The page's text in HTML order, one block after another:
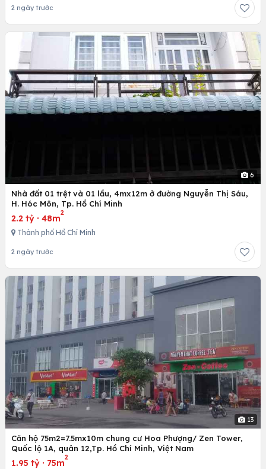
2 ngày trước
6
Nhà đất 01 trệt và 01 lầu, 4mx12m ở đường Nguyễn Thị Sáu,
H. Hóc Môn, Tp. Hồ Chí Minh
2.2 tỷ · 48m
2
Thành phố Hồ Chí Minh
2 ngày trước
13
Căn hộ 75m2=7.5mx10m chung cư Hoa Phượng/ Zen Tower,
Quốc lộ 1A, quân 12,Tp. Hồ Chí Minh, Việt Nam
1.95 tỷ · 75m
2